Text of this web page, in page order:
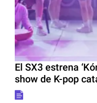
El SX3 estrena
show de K-pop